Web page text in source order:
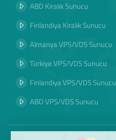
ABD Kiralık Sunucu
Finlandiya Kiralık Sunucu
Almanya VPS/VDS Sunucu
Türkiye VPS/VDS Sunucu
Finlandiya VPS/VDS Sunucu
ABD VPS/VDS Sunucu